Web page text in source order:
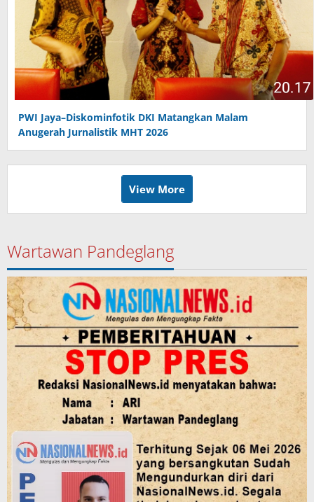
PWI Jaya–Diskominfotik DKI Matangkan Malam
Anugerah Jurnalistik MHT 2026
View More
Wartawan Pandeglang